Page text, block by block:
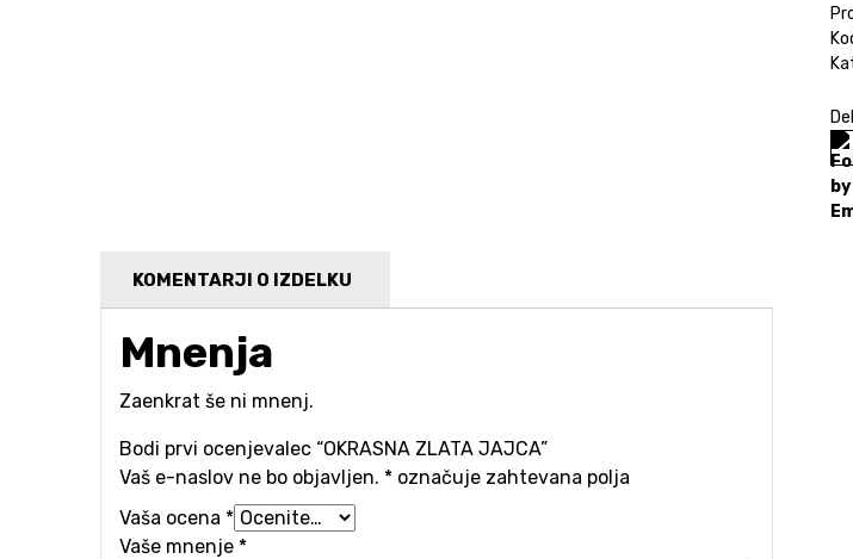
KOMENTARJI O IZDELKU
Mnenja
Zaenkrat še ni mnenj.
Bodi prvi ocenjevalec “OKRASNA ZLATA JAJCA”
Vaš e-naslov ne bo objavljen. * označuje zahtevana polja
Vaša ocena *
Vaše mnenje *